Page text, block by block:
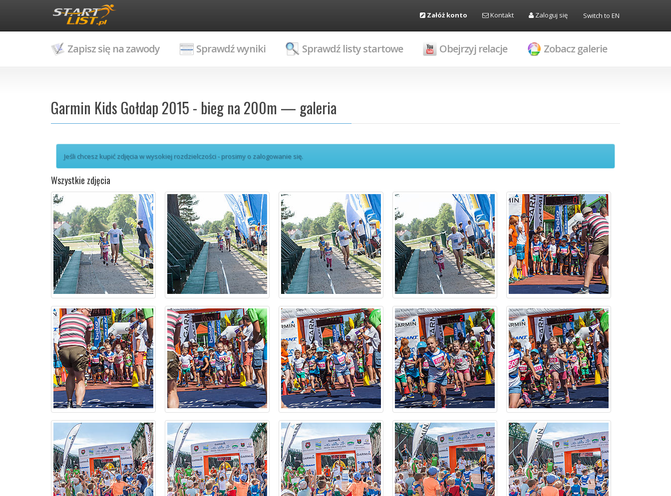
Załóż konto Kontakt Zaloguj się Switch to EN
Zapisz się na zawody Sprawdź wyniki Sprawdź listy startowe Obejrzyj relacje Zobacz galerie
Garmin Kids Gołdap 2015 - bieg na 200m — galeria
Jeśli chcesz kupić zdjęcia w wysokiej rozdzielczości - prosimy o zalogowanie się.
Wszystkie zdjęcia